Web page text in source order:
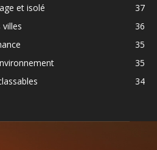
et isolé
37
36
35
35
34